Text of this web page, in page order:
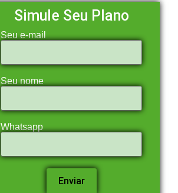
Simule Seu Plano
Seu e-mail
Seu nome
Whatsapp